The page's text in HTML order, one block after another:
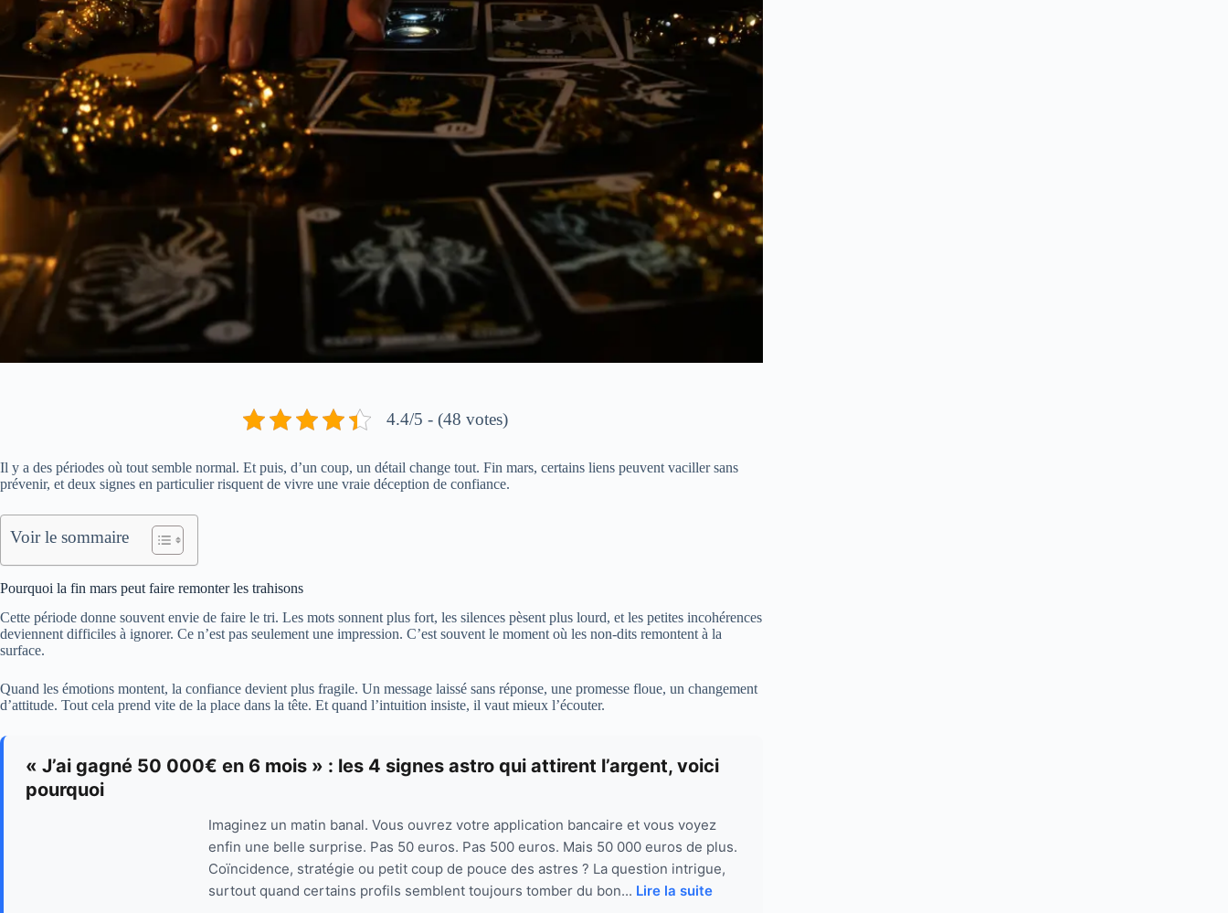
4.4/5 - (48 votes)
Il y a des périodes où tout semble normal. Et puis, d’un coup, un détail change tout. Fin mars, certains liens peuvent vaciller sans
prévenir, et deux signes en particulier risquent de vivre une vraie déception de confiance.
Voir le sommaire
Pourquoi la fin mars peut faire remonter les trahisons
Cette période donne souvent envie de faire le tri. Les mots sonnent plus fort, les silences pèsent plus lourd, et les petites incohérences
deviennent difficiles à ignorer. Ce n’est pas seulement une impression. C’est souvent le moment où les non-dits remontent à la
surface.
Quand les émotions montent, la confiance devient plus fragile. Un message laissé sans réponse, une promesse floue, un changement
d’attitude. Tout cela prend vite de la place dans la tête. Et quand l’intuition insiste, il vaut mieux l’écouter.
« J’ai gagné 50 000€ en 6 mois » : les 4 signes astro qui attirent l’argent, voici
pourquoi
Imaginez un matin banal. Vous ouvrez votre application bancaire et vous voyez
enfin une belle surprise. Pas 50 euros. Pas 500 euros. Mais 50 000 euros de plus.
Coïncidence, stratégie ou petit coup de pouce des astres ? La question intrigue,
surtout quand certains profils semblent toujours tomber du bon... Lire la suite